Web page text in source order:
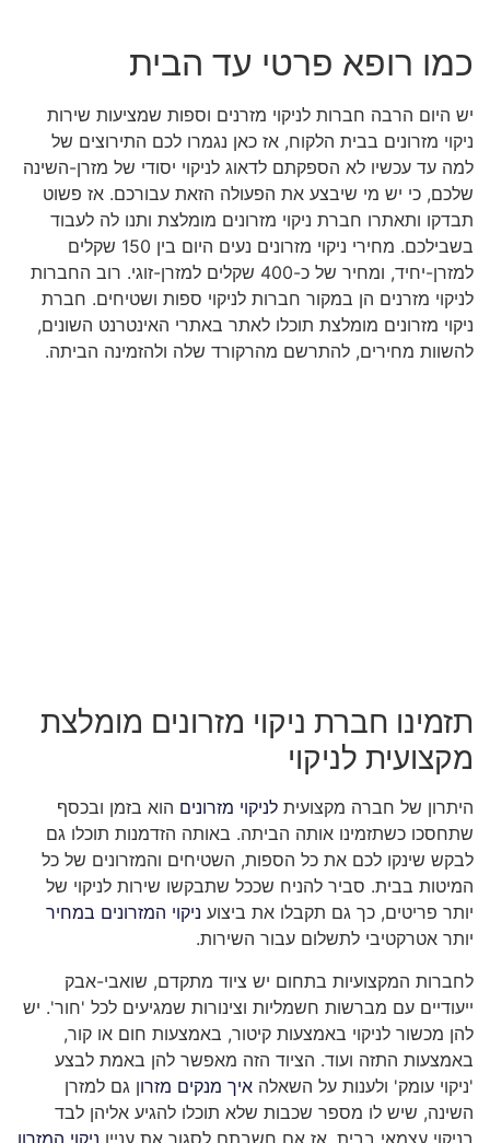
כמו רופא פרטי עד הבית
יש היום הרבה חברות לניקוי מזרנים וספות שמציעות שירות
ניקוי מזרונים בבית הלקוח, אז כאן נגמרו לכם התירוצים של
למה עד עכשיו לא הספקתם לדאוג לניקוי יסודי של מזרן-השינה
שלכם, כי יש מי שיבצע את הפעולה הזאת עבורכם. אז פשוט
תבדקו ותאתרו חברת ניקוי מזרונים מומלצת ותנו לה לעבוד
בשבילכם. מחירי ניקוי מזרונים נעים היום בין 150 שקלים
למזרן-יחיד, ומחיר של כ-400 שקלים למזרן-זוגי. רוב החברות
לניקוי מזרנים הן במקור חברות לניקוי ספות ושטיחים. חברת
ניקוי מזרונים מומלצת תוכלו לאתר באתרי האינטרנט השונים,
להשוות מחירים, להתרשם מהרקורד שלה ולהזמינה הביתה.
תזמינו חברת ניקוי מזרונים מומלצת
מקצועית לניקוי
היתרון של חברה מקצועית לניקוי מזרונים הוא בזמן ובכסף
שתחסכו כשתזמינו אותה הביתה. באותה הזדמנות תוכלו גם
לבקש שינקו לכם את כל הספות, השטיחים והמזרונים של כל
המיטות בבית. סביר להניח שככל שתבקשו שירות לניקוי של
יותר פריטים, כך גם תקבלו את ביצוע ניקוי המזרונים במחיר
יותר אטרקטיבי לתשלום עבור השירות.
לחברות המקצועיות בתחום יש ציוד מתקדם, שואבי-אבק
ייעודיים עם מברשות חשמליות וצינורות שמגיעים לכל 'חור'. יש
להן מכשור לניקוי באמצעות קיטור, באמצעות חום או קור,
באמצעות התזה ועוד. הציוד הזה מאפשר להן באמת לבצע
'ניקוי עומק' ולענות על השאלה איך מנקים מזרון גם למזרן
השינה, שיש לו מספר שכבות שלא תוכלו להגיע אליהן לבד
בניקוי עצמאי בבית. אז אם חשבתם לסגור את עניין ניקוי המזרון